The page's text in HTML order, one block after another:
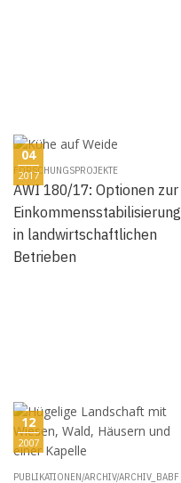
04
2017
FORSCHUNGSPROJEKTE
AWI 180/17: Optionen zur
Einkommensstabilisierung
in landwirtschaftlichen
Betrieben
12
2007
PUBLIKATIONEN/ARCHIV/ARCHIV_BABF